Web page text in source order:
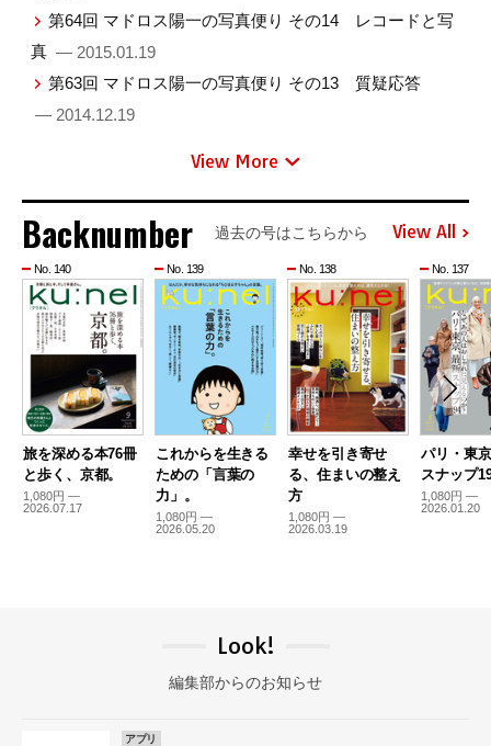
第64回 マドロス陽一の写真便り その14 レコードと写
真 — 2015.01.19
第63回 マドロス陽一の写真便り その13 質疑応答
— 2014.12.19
View More
Backnumber 過去の号はこちらから View All
No. 140
旅を深める本76冊
と歩く、京都。
1,080円 —
2026.07.17
No. 139
これからを生きる
ための「言葉の
力」。
1,080円 —
2026.05.20
No. 138
幸せを引き寄せ
る、住まいの整え
方
1,080円 —
2026.03.19
No. 137
パリ・東
スナップ
1,080円 —
2026.01.20
Look!
編集部からのお知らせ
アプリ